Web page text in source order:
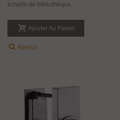
échelle de bibliothèque.
Ajouter Au Panier
Aperçu